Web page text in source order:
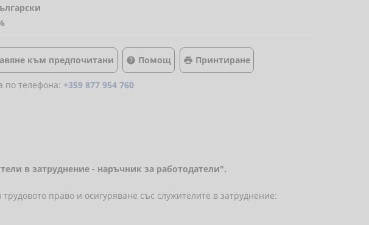
към предпочитани  Помощ  Принтиране
по телефона: +359 877 954 760
в затруднение - наръчник за работодатели".
право и осигуряване със служителите в затруднение: